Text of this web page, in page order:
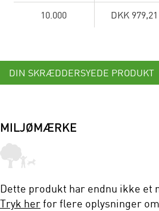
10.000 DKK 979,21
DIN SKRÆDDERSYEDE PRODUKT
MILJØMÆRKE
Dette produkt har endnu ikke et
Tryk herfor flere oplysninger